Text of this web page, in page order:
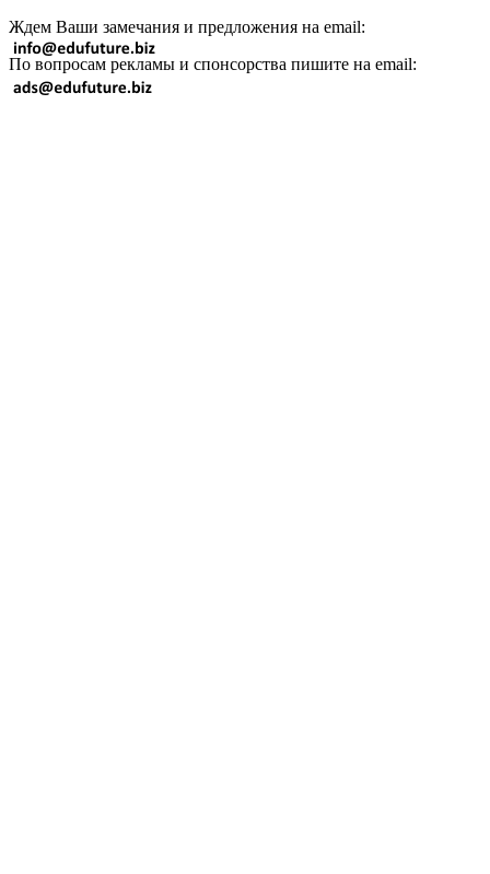
Ждем Ваши замечания и предложения на email:
По вопросам рекламы и спонсорства пишите на email: